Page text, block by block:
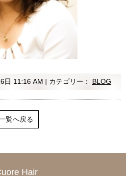
日 11:16 AM | カテゴリー：BLOG
覧へ戻る
Hair